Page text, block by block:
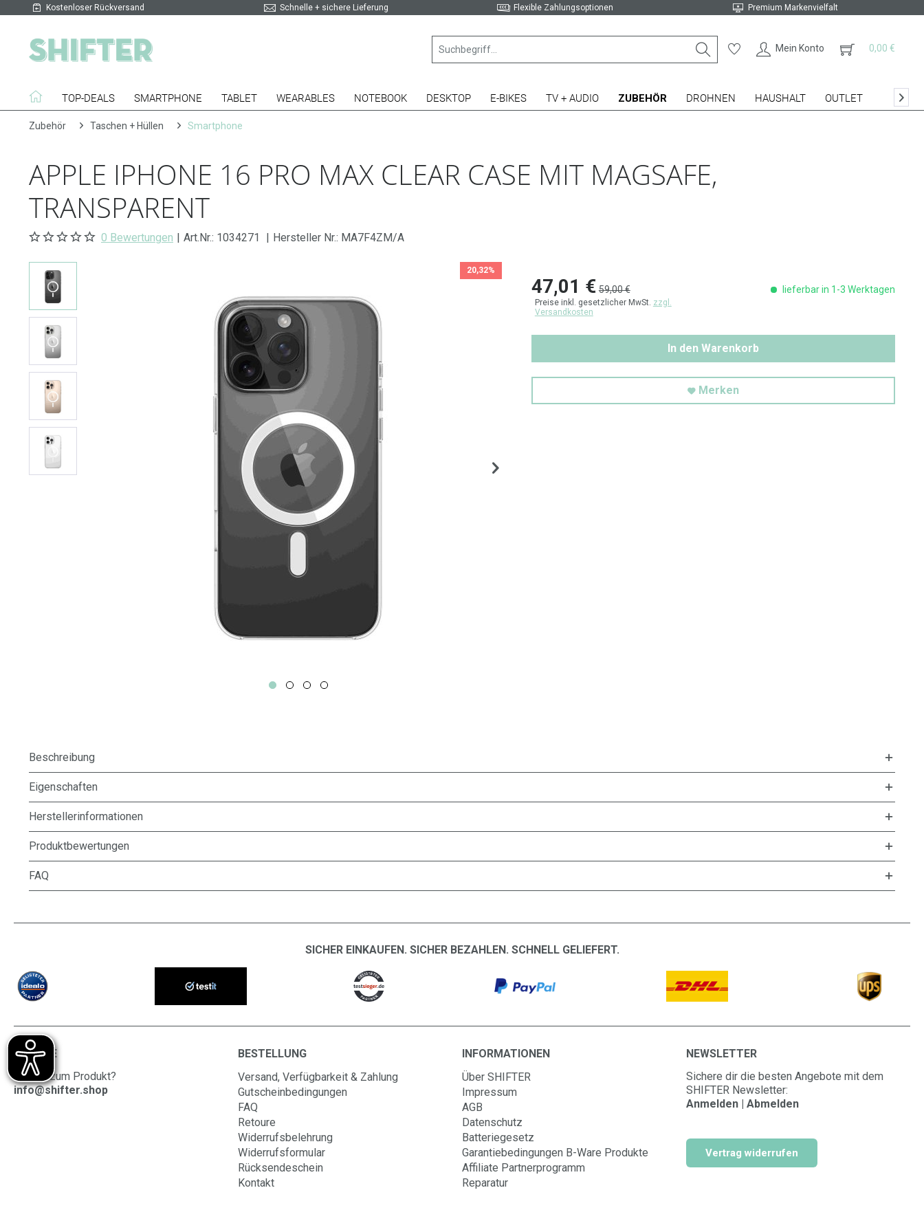
Kostenloser Rückversand Schnelle + sichere Lieferung Flexible Zahlungsoptionen Premium Markenvielfalt
Mein Konto 0,00 €
TOP-DEALS SMARTPHONE TABLET WEARABLES NOTEBOOK DESKTOP E-BIKES TV + AUDIO ZUBEHÖR DROHNEN HAUSHALT OUTLET 
Zubehör Taschen + Hüllen Smartphone
APPLE IPHONE 16 PRO MAX CLEAR CASE MIT MAGSAFE,
TRANSPARENT
0 Bewertungen | Art.Nr.: 1034271 | Hersteller Nr.: MA7F4ZM/A
20,32%
47,01 € 59,00 €
Preise inkl. gesetzlicher MwSt. zzgl.
Versandkosten
lieferbar in 1-3 Werktagen
In den Warenkorb
Merken
Beschreibung
Eigenschaften
Herstellerinformationen
Produktbewertungen
FAQ
SICHER EINKAUFEN. SICHER BEZAHLEN. SCHNELL GELIEFERT.
SERVICE
Fragen zum Produkt?
info@shifter.shop
BESTELLUNG
Versand, Verfügbarkeit & Zahlung
Gutscheinbedingungen
FAQ
Retoure
Widerrufsbelehrung
Widerrufsformular
Rücksendeschein
Kontakt
INFORMATIONEN
Über SHIFTER
Impressum
AGB
Datenschutz
Batteriegesetz
Garantiebedingungen B-Ware Produkte
Affiliate Partnerprogramm
Reparatur
NEWSLETTER
Sichere dir die besten Angebote mit dem
SHIFTER Newsletter:
Anmelden | Abmelden
Vertrag widerrufen